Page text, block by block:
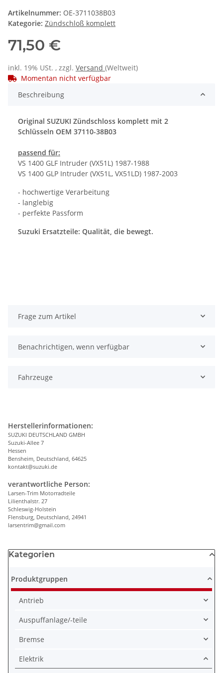
Artikelnummer: OE-3711038B03
Kategorie: Zündschloß komplett
71,50 €
inkl. 19% USt. , zzgl. Versand (Weltweit)
Momentan nicht verfügbar
Beschreibung
Original SUZUKI Zündschloss komplett mit 2
Schlüsseln OEM 37110-38B03
passend für:
VS 1400 GLF Intruder (VX51L) 1987-1988
VS 1400 GLP Intruder (VX51L, VX51LD) 1987-2003
- hochwertige Verarbeitung
- langlebig
- perfekte Passform
Suzuki Ersatzteile: Qualität, die bewegt.
Frage zum Artikel
Benachrichtigen, wenn verfügbar
Fahrzeuge
Herstellerinformationen:
SUZUKI DEUTSCHLAND GMBH
Suzuki-Allee 7
Hessen
Bensheim, Deutschland, 64625
kontakt@suzuki.de
verantwortliche Person:
Larsen-Trim Motorradteile
Lilienthalstr. 27
Schleswig-Holstein
Flensburg, Deutschland, 24941
larsentrim@gmail.com
Kategorien
Produktgruppen
Antrieb
Auspuffanlage/-teile
Bremse
Elektrik